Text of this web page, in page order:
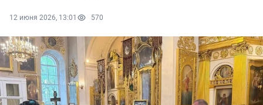
12 июня 2026, 13:01 570